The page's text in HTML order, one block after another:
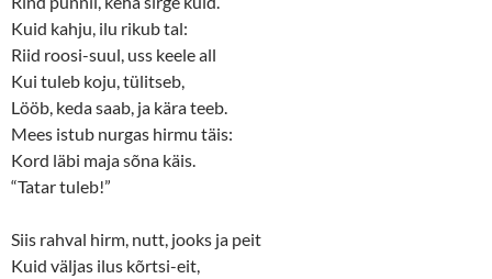
Kuid kahju, ilu rikub tal:
Riid roosi-suul, uss keele all
Kui tuleb koju, tülitseb,
Lööb, keda saab, ja kära teeb.
Mees istub nurgas hirmu täis:
Kord läbi maja sõna käis.
“Tatar tuleb!”
Siis rahval hirm, nutt, jooks ja peit
Kuid väljas ilus kõrtsi-eit,